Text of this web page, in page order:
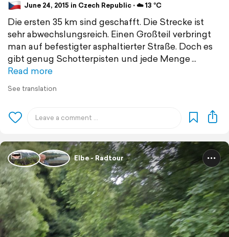
June 24, 2015 in Czech Republic ⋅ ☁️ 13 °C
Die ersten 35 km sind geschafft. Die Strecke ist
sehr abwechslungsreich. Einen Großteil verbringt
man auf befestigter asphaltierter Straße. Doch es
gibt genug Schotterpisten und jede Menge
Read more
See translation
Elbe - Radtour